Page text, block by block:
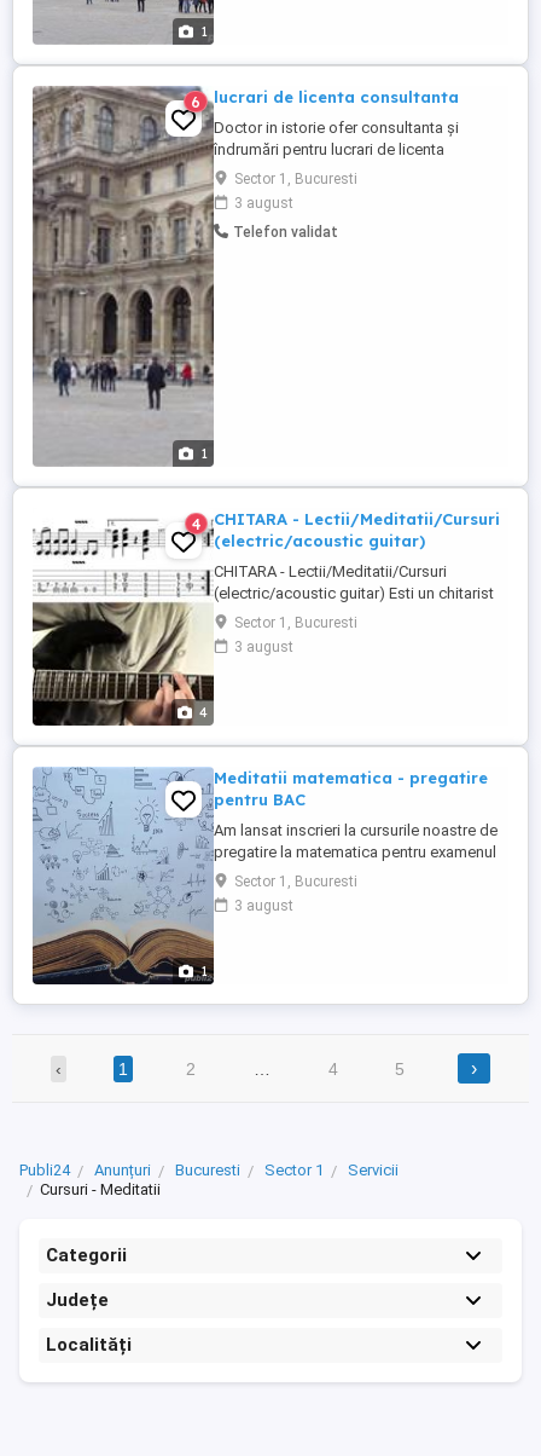
1
1
6 lucrari de licenta consultanta
Doctor in istorie ofer consultanta și
îndrumări pentru lucrari de licenta
disertatie , grade didactice in domeniile:
istorie, sociologie, drept, administratie
publica, comunicare, turism,sttiinte
politice, geografie, psihologie, filosofie,
Sector 1, Bucuresti
3 august
Telefon validat
4
4
CHITARA - Lectii/Meditatii/Cursuri
(electric/acoustic guitar)
CHITARA - Lectii/Meditatii/Cursuri
(electric/acoustic guitar) Esti un chitarist
care cauti sa iti perfectionezi abilitatile? ...
sau te pregatesti pentru o auditie
importanta? ... sau poate ca pur si simplu
Sector 1, Bucuresti
3 august
1
Meditatii matematica - pregatire
pentru BAC
Am lansat inscrieri la cursurile noastre de
pregatire la matematica pentru examenul
de BAC 2024. Avem printre cei mai buni
profesori de matematica, elevii lor
obtinand performante si note mari la cel
Sector 1, Bucuresti
3 august
‹ 1 2 4 5 ›
Publi24 Anunțuri Bucuresti Sector 1
Servicii
Cursuri - Meditatii
Categorii
Județe
Localități